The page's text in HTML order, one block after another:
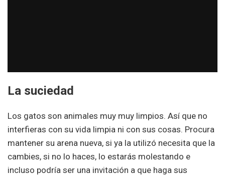
La suciedad
Los gatos son animales muy muy limpios. Así que no
interfieras con su vida limpia ni con sus cosas. Procura
mantener su arena nueva, si ya la utilizó necesita que la
cambies, si no lo haces, lo estarás molestando e
incluso podría ser una invitación a que haga sus